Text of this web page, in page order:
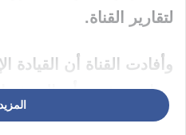
لتقارير القناة.
وأفادت القناة أن القيادة
نتنياهو، تشعر بأن
موثوقاً به في حماية